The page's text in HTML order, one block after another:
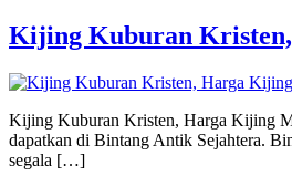
Kijing Kuburan
Kijing Kuburan Kristen, Harga Kijing
dapatkan di Bintang Antik Sejahtera.
segala […]